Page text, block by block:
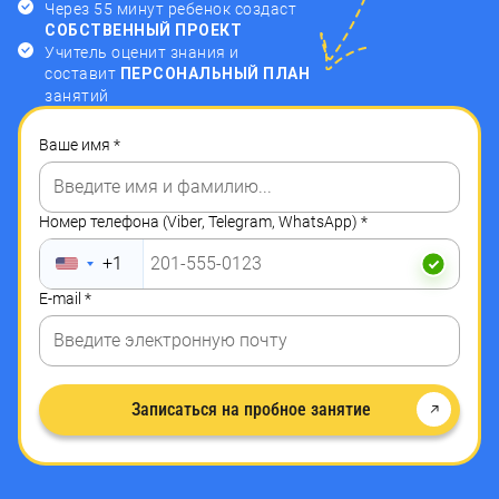
Через 55 минут ребенок создаст
СОБСТВЕННЫЙ ПРОЕКТ
Учитель оценит знания и
составит ПЕРСОНАЛЬНЫЙ ПЛАН
занятий
Ваше имя *
Номер телефона (Viber, Telegram, WhatsApp) *
+1
E-mail *
Записаться на пробное занятие